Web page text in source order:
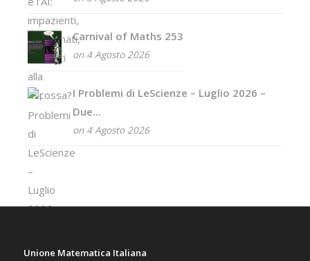
Carnival of Maths 253
on 4 Agosto 2026
I Problemi di LeScienze – Luglio 2026 –
Due...
on 4 Agosto 2026
Unione Matematica Italiana